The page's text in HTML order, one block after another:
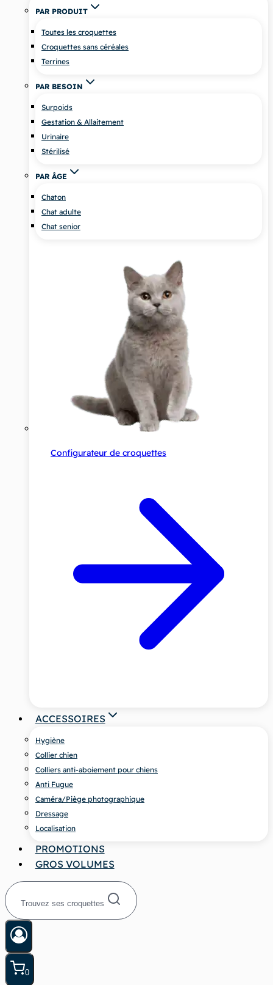
PAR PRODUIT
Toutes les croquettes
Croquettes sans céréales
Terrines
PAR BESOIN
Surpoids
Gestation & Allaitement
Urinaire
Stérilisé
PAR ÂGE
Chaton
Chat adulte
Chat senior
Configurateur de croquettes
ACCESSOIRES
Hygiène
Collier chien
Colliers anti-aboiement pour chiens
Anti Fugue
Caméra/Piège photographique
Dressage
Localisation
PROMOTIONS
GROS VOLUMES
Trouvez ses croquettes
0